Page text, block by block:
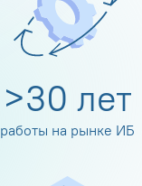
>30 лет
работы на рынке ИБ